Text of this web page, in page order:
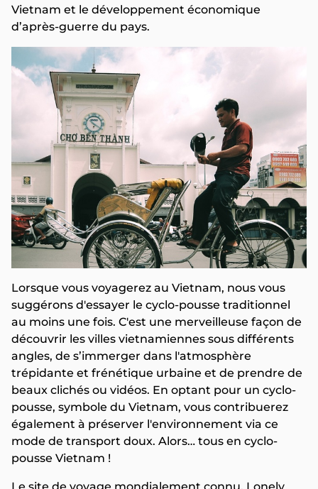
Vietnam et le développement économique
d’après-guerre du pays.
Lorsque vous voyagerez au Vietnam, nous vous
suggérons d'essayer le cyclo-pousse traditionnel
au moins une fois. C'est une merveilleuse façon de
découvrir les villes vietnamiennes sous différents
angles, de s’immerger dans l'atmosphère
trépidante et frénétique urbaine et de prendre de
beaux clichés ou vidéos. En optant pour un cyclo-
pousse, symbole du Vietnam, vous contribuerez
également à préserver l'environnement via ce
mode de transport doux. Alors… tous en cyclo-
pousse Vietnam !